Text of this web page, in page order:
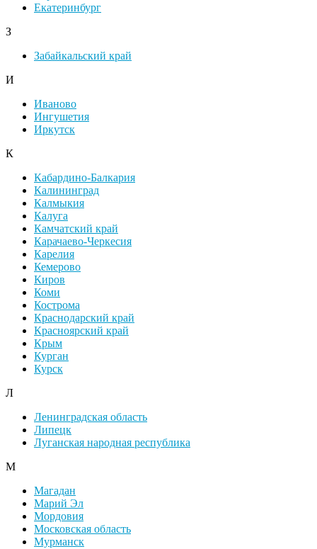
Екатеринбург
З
Забайкальский край
И
Иваново
Ингушетия
Иркутск
К
Кабардино-Балкария
Калининград
Калмыкия
Калуга
Камчатский край
Карачаево-Черкесия
Карелия
Кемерово
Киров
Коми
Кострома
Краснодарский край
Красноярский край
Крым
Курган
Курск
Л
Ленинградская область
Липецк
Луганская народная республика
М
Магадан
Марий Эл
Мордовия
Московская область
Мурманск